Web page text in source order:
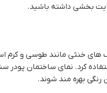
بخشی داشته باشید.
های خنثی مانند طوسی و
کرد. نماي ساختمان
بهره مند شوند.